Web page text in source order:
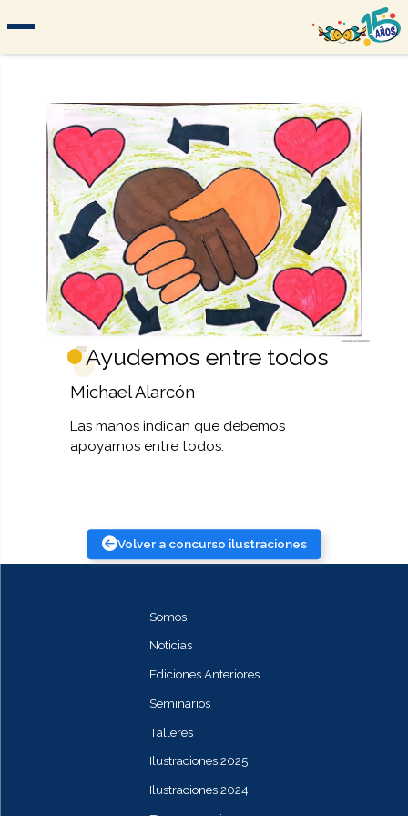
Volver a concurso ilustraciones
Ayudemos entre todos
Michael Alarcón
Las manos indican que debemos
apoyarnos entre todos.
Somos
Noticias
Ediciones Anteriores
Seminarios
Talleres
Ilustraciones 2025
Ilustraciones 2024